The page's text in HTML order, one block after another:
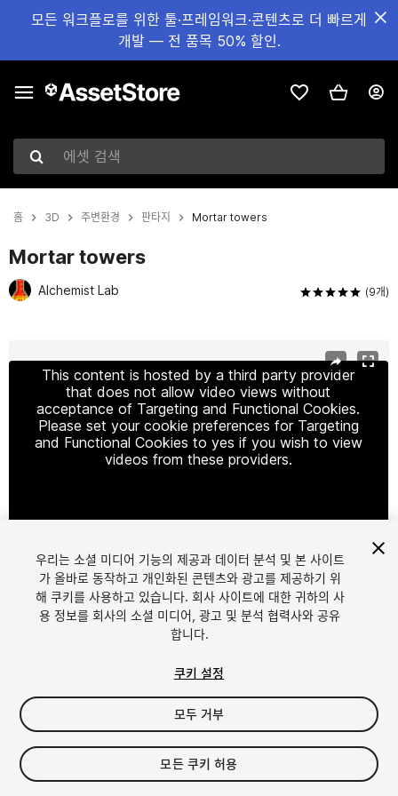
모든 워크플로를 위한 툴·프레임워크·콘텐츠로 더 빠르게
개발 — 전 품목 50% 할인.
에셋 검색
홈 3D 주변환경 판타지 Mortar towers
Mortar towers
Alchemist Lab (9개)
This content is hosted by a third party provider
that does not allow video views without
acceptance of Targeting and Functional Cookies.
Please set your cookie preferences for Targeting
and Functional Cookies to yes if you wish to view
videos from these providers.
1/5
$4.99
세금/부가세는 결제 시 반영됩니다.
우리는 소셜 미디어 기능의 제공과 데이터 분석 및 본 사이트
가 올바로 동작하고 개인화된 콘텐츠와 광고를 제공하기 위
해 쿠키를 사용하고 있습니다. 회사 사이트에 대한 귀하의 사
용 정보를 회사의 소셜 미디어, 광고 및 분석 협력사와 공유
합니다.
쿠키 설정
모두 거부
모든 쿠키 허용